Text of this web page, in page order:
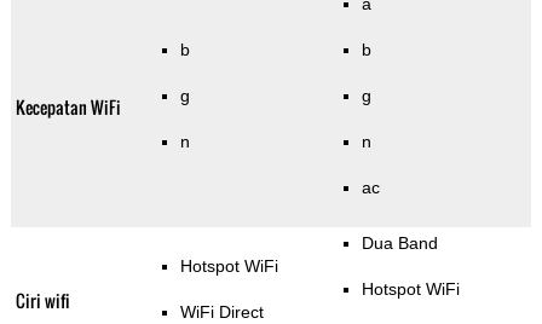
Kecepatan WiFi
b
g
n
b
g
n
ac
Ciri wifi
Hotspot WiFi
WiFi Direct
Dua Band
Hotspot WiFi